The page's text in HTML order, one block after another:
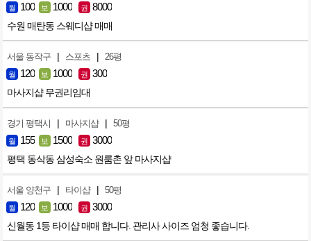
월 100 보 1000 권 8000
수원 매탄동 스웨디샵 매매
서울 동작구 | 스포츠 | 26평
월 120 보 1000 권 300
마사지샵 무권리임대
경기 평택시 | 마사지샵 | 50평
월 155 보 1500 권 3000
평택 동삭동 삼성숙소 원룸촌 앞 마사지샵
서울 양천구 | 타이샵 | 50평
월 120 보 1000 권 3000
신월동 1등 타이샵 매매 합니다. 관리사 사이즈 엄청 좋습니다.